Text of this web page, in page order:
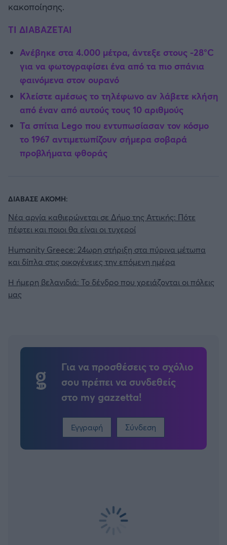
κακοποίησης.
TI ΔΙΑΒΑΖΕΤΑΙ
Ανέβηκε στα 4.000 μέτρα, άντεξε στους -28°C
για να φωτογραφίσει ένα από τα πιο σπάνια
φαινόμενα στον ουρανό
Κλείστε αμέσως το τηλέφωνο αν λάβετε κλήση
από έναν από αυτούς τους 10 αριθμούς
Τα σπίτια Lego που εντυπωσίασαν τον κόσμο
το 1967 αντιμετωπίζουν σήμερα σοβαρά
προβλήματα φθοράς
ΔΙΑΒΑΣΕ ΑΚΟΜΗ:
Νέα αργία καθιερώνεται σε Δήμο της Αττικής: Πότε
πέφτει και ποιοι θα είναι οι τυχεροί
Humanity Greece: 24ωρη στήριξη στα πύρινα μέτωπα
και δίπλα στις οικογένειες την επόμενη ημέρα
Η ήμερη βελανιδιά: Το δένδρο που χρειάζονται οι πόλεις
μας
Για να προσθέσεις το σχόλιο
σου πρέπει να συνδεθείς
στο my gazzetta!
Εγγραφή Σύνδεση